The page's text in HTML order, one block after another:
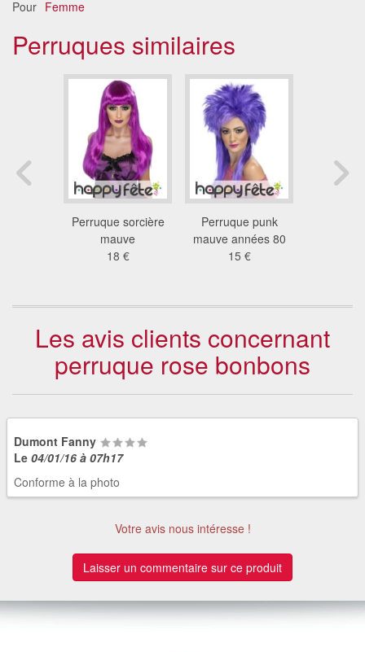
Pour Femme
Perruques similaires
Perruque sorcière
mauve
18 €
Perruque punk
mauve années 80
15 €
Les avis clients concernant
perruque rose bonbons
Dumont Fanny
Le 04/01/16 à 07h17
Conforme à la photo
Votre avis nous intéresse !
Laisser un commentaire sur ce produit